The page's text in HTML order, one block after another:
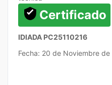
Certificado
IDIADA PC25110216
Fecha: 20 de Noviembre de